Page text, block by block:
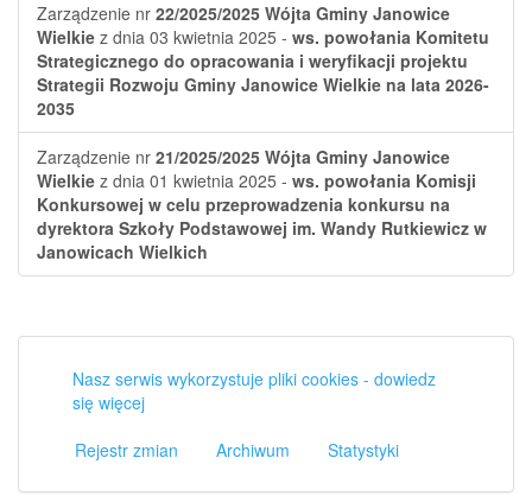
Zarządzenie nr 22/2025/2025 Wójta Gminy Janowice
Wielkie z dnia 03 kwietnia 2025 - ws. powołania Komitetu
Strategicznego do opracowania i weryfikacji projektu
Strategii Rozwoju Gminy Janowice Wielkie na lata 2026-
2035
Zarządzenie nr 21/2025/2025 Wójta Gminy Janowice
Wielkie z dnia 01 kwietnia 2025 - ws. powołania Komisji
Konkursowej w celu przeprowadzenia konkursu na
dyrektora Szkoły Podstawowej im. Wandy Rutkiewicz w
Janowicach Wielkich
Nasz serwis wykorzystuje pliki cookies - dowiedz
się więcej
Rejestr zmian
Archiwum Statystyki